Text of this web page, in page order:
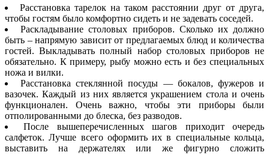
Расстановка тарелок на таком расстоянии друг от друга,
чтобы гостям было комфортно сидеть и не задевать соседей.
Раскладывание столовых приборов. Сколько их должно
быть – напрямую зависит от предлагаемых блюд и количества
гостей. Выкладывать полный набор столовых приборов не
обязательно. К примеру, рыбу можно есть и без специальных
ножа и вилки.
Расстановка стеклянной посуды — бокалов, фужеров и
вазочек. Каждый из них является украшением стола и очень
функционален. Очень важно, чтобы эти приборы были
отполированными до блеска, без разводов.
После вышеперечисленных шагов приходит очередь
салфеток. Лучше всего оформить их в специальные кольца,
выставить на держателях или же фигурно сложить